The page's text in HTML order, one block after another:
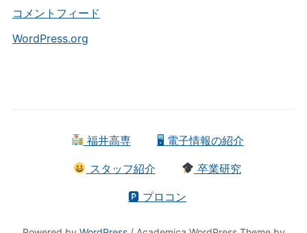
コメントフィード
WordPress.org
福井高専 🖥 電子情報の紹介
スタッフ紹介 卒業研究
🅿 プロコン